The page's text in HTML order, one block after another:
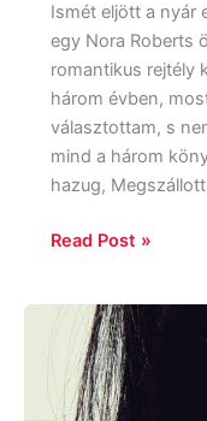
Ismét eljött a nyár
egy Nora Roberts
romantikus rejtély
három évben,
választottam, s
mind a három
hazug,
Read Post »
Sandhya
Menon
When